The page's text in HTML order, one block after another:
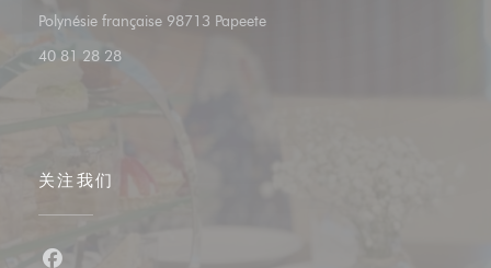
Polynésie française 98713 Papeete((在新窗口中打开))
40 81 28 28
关注我们